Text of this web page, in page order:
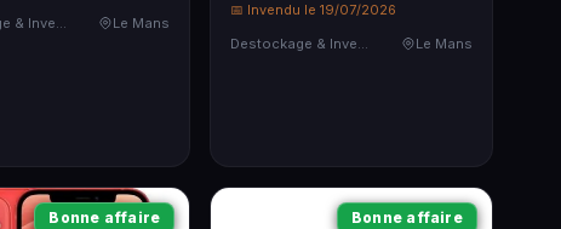
Destockage & Invendus
Le Mans
📅 Invendu le 19/07/2026
Destockage & Invendus
Le Mans
Bonne affaire Bonne affaire